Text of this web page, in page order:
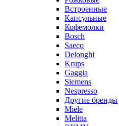
Встроенные
Капсульные
Кофемолки
Bosch
Saeco
Delonghi
Krups
Gaggia
Siemens
Nespresso
Другие бренды
Miele
Melitta